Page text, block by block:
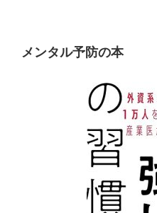
メンタル予防の本